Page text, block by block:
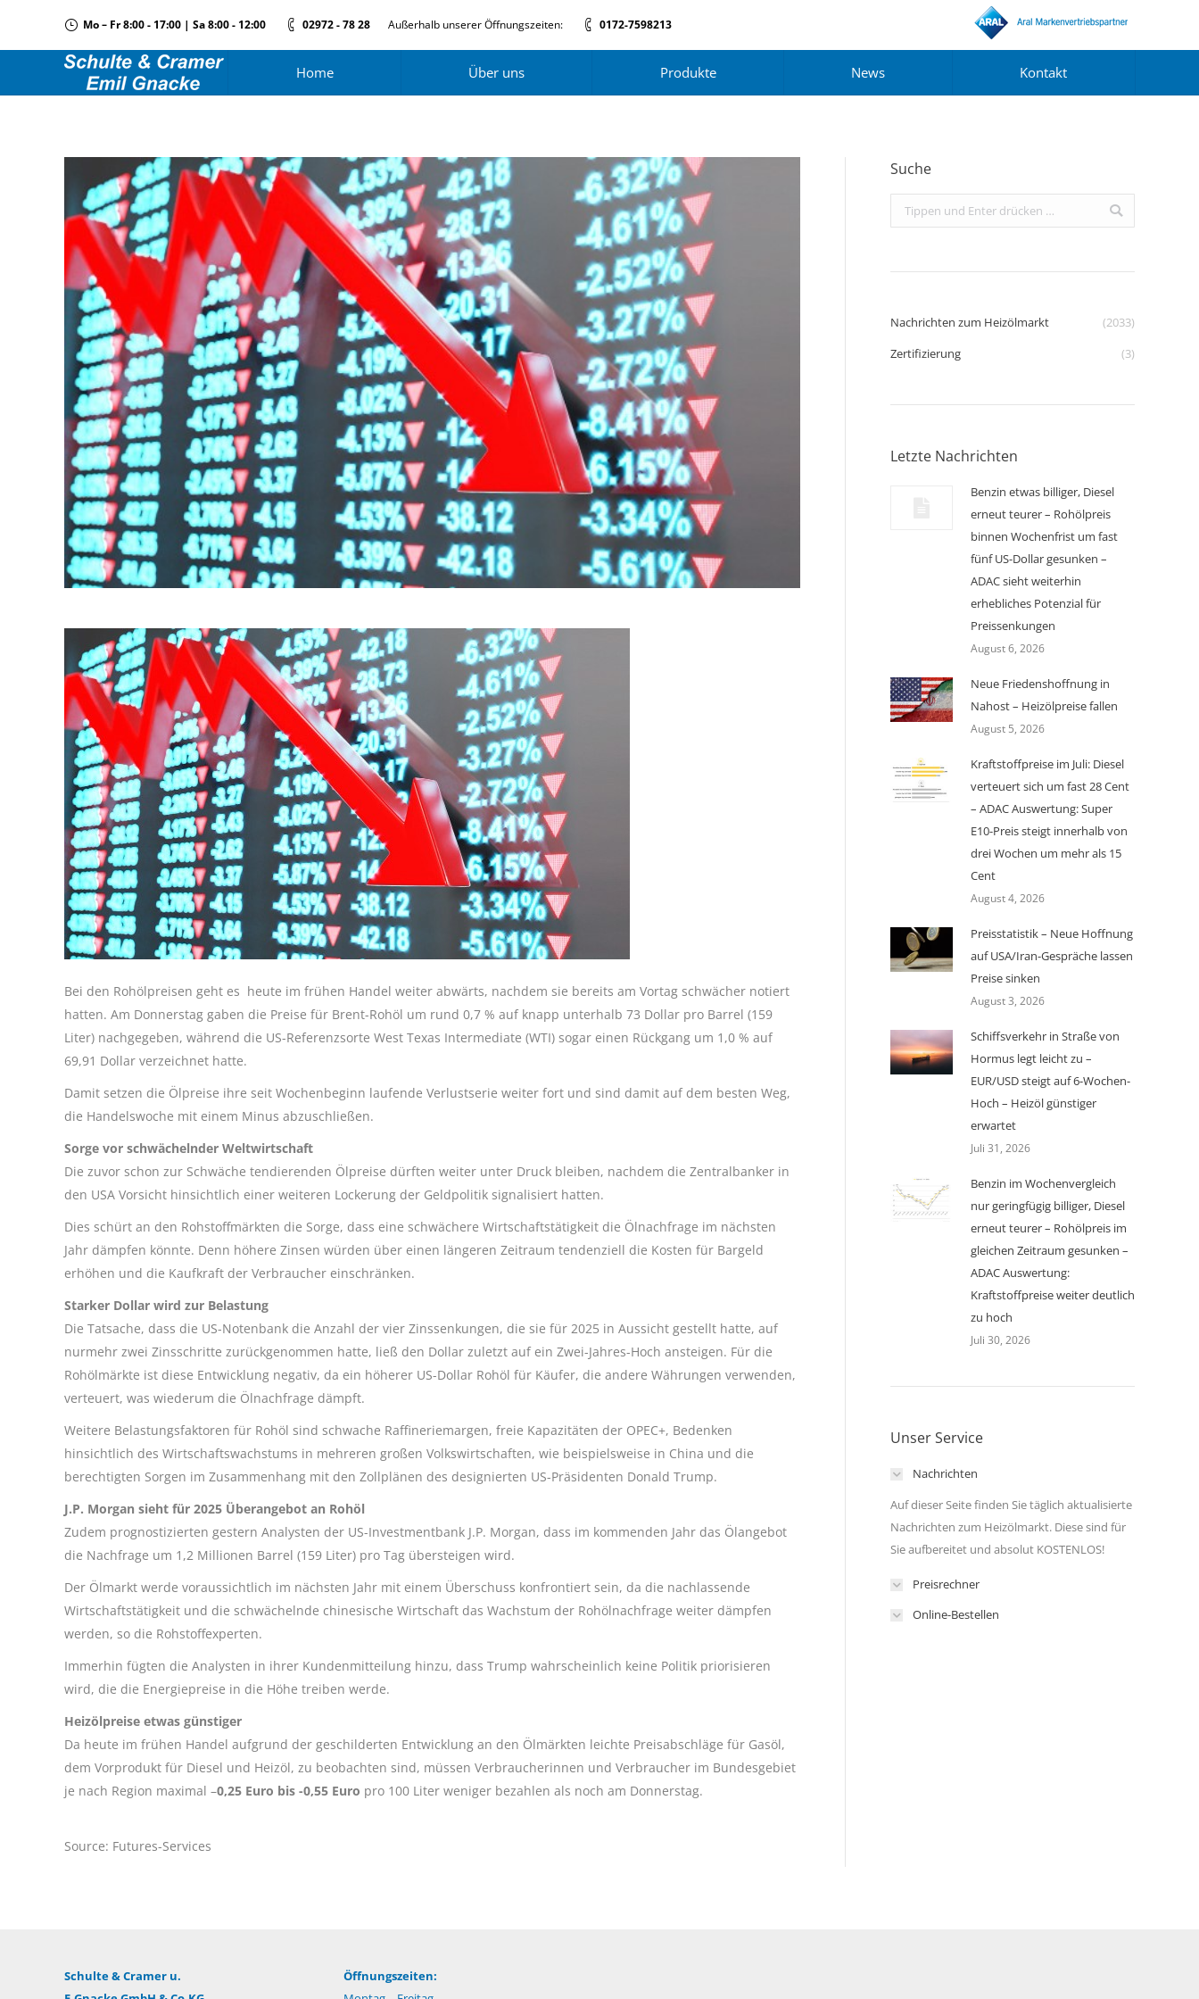
Mo – Fr 8:00 - 17:00 | Sa 8:00 - 12:00 02972 - 78 28 Außerhalb unserer Öffnungszeiten: 0172-7598213
Home Über uns Produkte News Kontakt
Bei den Rohölpreisen geht es heute im frühen Handel weiter abwärts, nachdem sie bereits am Vortag schwächer notiert
hatten. Am Donnerstag gaben die Preise für Brent-Rohöl um rund 0,7 % auf knapp unterhalb 73 Dollar pro Barrel (159
Liter) nachgegeben, während die US-Referenzsorte West Texas Intermediate (WTI) sogar einen Rückgang um 1,0 % auf
69,91 Dollar verzeichnet hatte.
Damit setzen die Ölpreise ihre seit Wochenbeginn laufende Verlustserie weiter fort und sind damit auf dem besten Weg,
die Handelswoche mit einem Minus abzuschließen.
Sorge vor schwächelnder Weltwirtschaft
Die zuvor schon zur Schwäche tendierenden Ölpreise dürften weiter unter Druck bleiben, nachdem die Zentralbanker in
den USA Vorsicht hinsichtlich einer weiteren Lockerung der Geldpolitik signalisiert hatten.
Dies schürt an den Rohstoffmärkten die Sorge, dass eine schwächere Wirtschaftstätigkeit die Ölnachfrage im nächsten
Jahr dämpfen könnte. Denn höhere Zinsen würden über einen längeren Zeitraum tendenziell die Kosten für Bargeld
erhöhen und die Kaufkraft der Verbraucher einschränken.
Starker Dollar wird zur Belastung
Die Tatsache, dass die US-Notenbank die Anzahl der vier Zinssenkungen, die sie für 2025 in Aussicht gestellt hatte, auf
nurmehr zwei Zinsschritte zurückgenommen hatte, ließ den Dollar zuletzt auf ein Zwei-Jahres-Hoch ansteigen. Für die
Rohölmärkte ist diese Entwicklung negativ, da ein höherer US-Dollar Rohöl für Käufer, die andere Währungen verwenden,
verteuert, was wiederum die Ölnachfrage dämpft.
Weitere Belastungsfaktoren für Rohöl sind schwache Raffineriemargen, freie Kapazitäten der OPEC+, Bedenken
hinsichtlich des Wirtschaftswachstums in mehreren großen Volkswirtschaften, wie beispielsweise in China und die
berechtigten Sorgen im Zusammenhang mit den Zollplänen des designierten US-Präsidenten Donald Trump.
J.P. Morgan sieht für 2025 Überangebot an Rohöl
Zudem prognostizierten gestern Analysten der US-Investmentbank J.P. Morgan, dass im kommenden Jahr das Ölangebot
die Nachfrage um 1,2 Millionen Barrel (159 Liter) pro Tag übersteigen wird.
Der Ölmarkt werde voraussichtlich im nächsten Jahr mit einem Überschuss konfrontiert sein, da die nachlassende
Wirtschaftstätigkeit und die schwächelnde chinesische Wirtschaft das Wachstum der Rohölnachfrage weiter dämpfen
werden, so die Rohstoffexperten.
Immerhin fügten die Analysten in ihrer Kundenmitteilung hinzu, dass Trump wahrscheinlich keine Politik priorisieren
wird, die die Energiepreise in die Höhe treiben werde.
Heizölpreise etwas günstiger
Da heute im frühen Handel aufgrund der geschilderten Entwicklung an den Ölmärkten leichte Preisabschläge für Gasöl,
dem Vorprodukt für Diesel und Heizöl, zu beobachten sind, müssen Verbraucherinnen und Verbraucher im Bundesgebiet
je nach Region maximal –0,25 Euro bis -0,55 Euro pro 100 Liter weniger bezahlen als noch am Donnerstag.
Source: Futures-Services
Suche
Search:
Nachrichten zum Heizölmarkt
(2033)
Zertifizierung
(3)
Letzte Nachrichten
Benzin etwas billiger, Diesel
erneut teurer – Rohölpreis
binnen Wochenfrist um fast
fünf US-Dollar gesunken –
ADAC sieht weiterhin
erhebliches Potenzial für
Preissenkungen
August 6, 2026
Neue Friedenshoffnung in
Nahost – Heizölpreise fallen
August 5, 2026
Kraftstoffpreise im Juli: Diesel
verteuert sich um fast 28 Cent
– ADAC Auswertung: Super
E10-Preis steigt innerhalb von
drei Wochen um mehr als 15
Cent
August 4, 2026
Preisstatistik – Neue Hoffnung
auf USA/Iran-Gespräche lassen
Preise sinken
August 3, 2026
Schiffsverkehr in Straße von
Hormus legt leicht zu –
EUR/USD steigt auf 6-Wochen-
Hoch – Heizöl günstiger
erwartet
Juli 31, 2026
Benzin im Wochenvergleich
nur geringfügig billiger, Diesel
erneut teurer – Rohölpreis im
gleichen Zeitraum gesunken –
ADAC Auswertung:
Kraftstoffpreise weiter deutlich
zu hoch
Juli 30, 2026
Unser Service
Nachrichten
Auf dieser Seite finden Sie täglich aktualisierte
Nachrichten zum Heizölmarkt. Diese sind für
Sie aufbereitet und absolut KOSTENLOS!
Preisrechner
Online-Bestellen
Schulte & Cramer u.
Öffnungszeiten: